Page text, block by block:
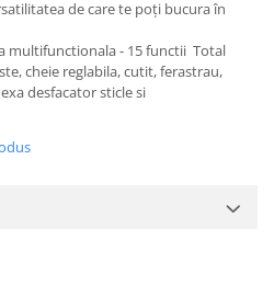
de care te poți bucura în
multifunctionala - 15 functii Total
cheie reglabila, cutit, ferastrau,
desfacator sticle si